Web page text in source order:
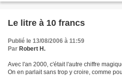
Le litre à 10 francs
Publié le 13/08/2006 à 11:59
Par Robert H.
Avec l'an 2000, c'était l'autre chiffre
On en parlait sans trop y croire, comme